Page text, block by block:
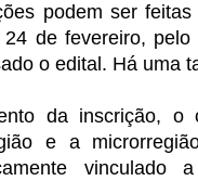
podem ser
de fevereiro,
o edital. Há uma
da inscrição, o
e a